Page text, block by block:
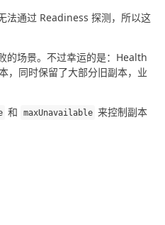
法通过 Readiness 探测，所以这
的场景。不过幸运的是：Health
，同时保留了大部分旧副本，业
和 maxUnavailable 来控制副本